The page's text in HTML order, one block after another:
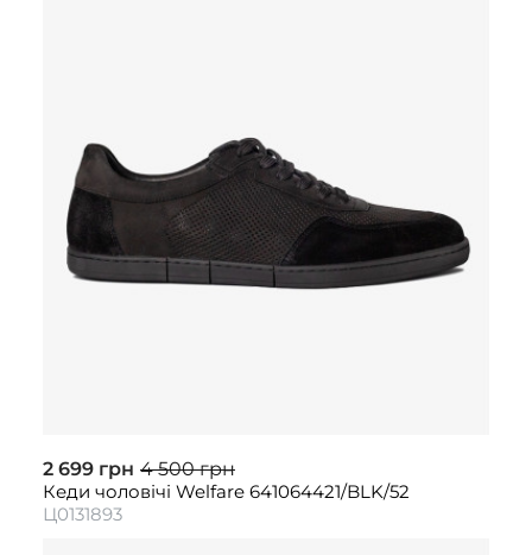
2 699 грн 4 500 грн
Кеди чоловічі Welfare 641064421/BLK/52
Ц0131893